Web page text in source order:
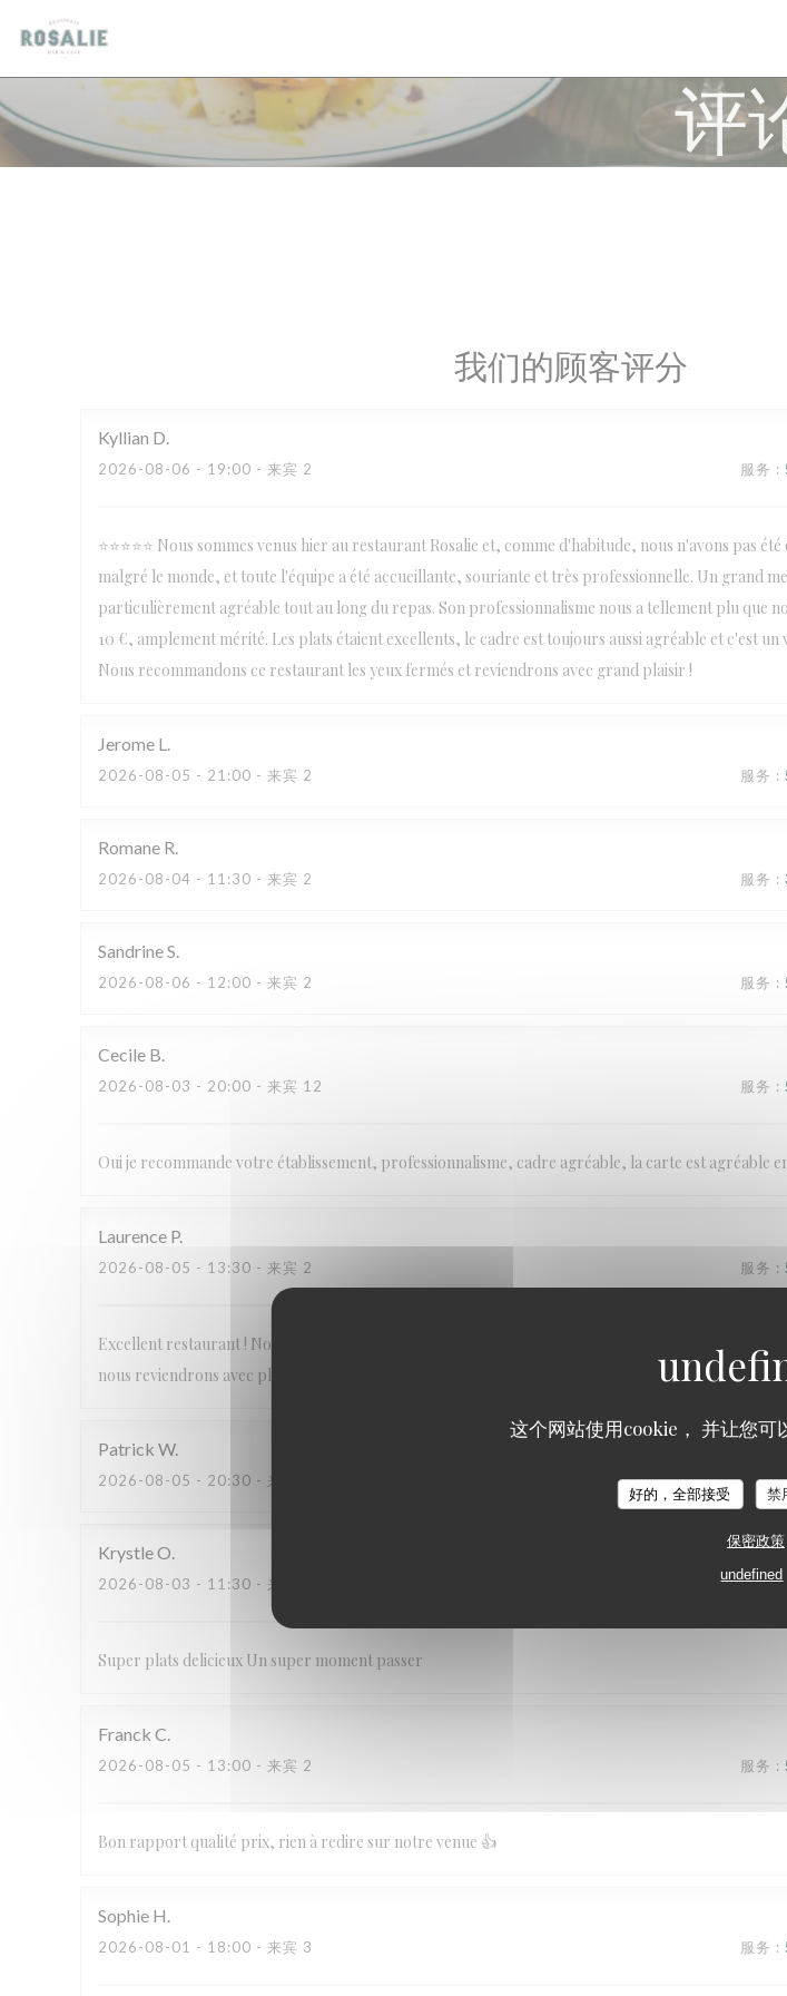
Cookie管理面板
这个网站使用cookie， 并让您可
好的，全部接受 禁
保密政策
undefined
评
我们的顾客评分
Kyllian D
2026-08-06 - 19:00 - 来宾 2 服务 :
⭐⭐⭐⭐⭐ Nous sommes venus hier au restaurant Rosalie et, comme d'habitude, nous n'avons pas
malgré le monde, et toute l'équipe a été accueillante, souriante et très professionnelle. Un grand
particulièrement agréable tout au long du repas. Son professionnalisme nous a tellement plu que
10 €, amplement mérité. Les plats étaient excellents, le cadre est toujours aussi agréable et c'est
Nous recommandons ce restaurant les yeux fermés et reviendrons avec grand plaisir !
Jerome L
2026-08-05 - 21:00 - 来宾 2 服务 :
Romane R
2026-08-04 - 11:30 - 来宾 2 服务 :
SandrineS
2026-08-06 - 12:00 - 来宾 2 服务 :
Cecile B
2026-08-03 - 20:00 - 来宾 12 服务 :
Oui je recommande votre établissement, professionnalisme, cadre agréable, la carte est agréable
Laurence P
2026-08-05 - 13:30 - 来宾 2 服务 :
Excellent restaurant ! Nous nous sommes régalés et le service est irréprochable. Nous
nous reviendrons avec plaisir.
Patrick W
2026-08-05 - 20:30 - 来宾 3 服务:
KrystleO
2026-08-03 - 11:30 - 来宾 4 服务:
Super plats delicieux Un super moment passer
Franck C
2026-08-05 - 13:00 - 来宾 2 服务 :
Bon rapport qualité prix, rien à redire sur notre venue 👍
Sophie H
2026-08-01 - 18:00 - 来宾 3 服务 :